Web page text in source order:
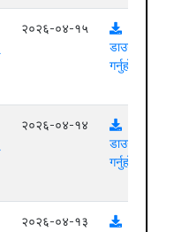
२०२६-०४-१५
डाउनलोड
गर्नुहोस्
२०२६-०४-१४
डाउनलोड
गर्नुहोस्
२०२६-०४-१३